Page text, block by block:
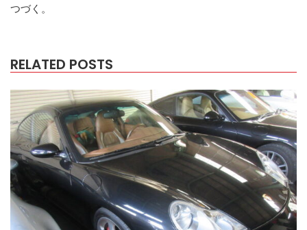
つづく。
RELATED POSTS